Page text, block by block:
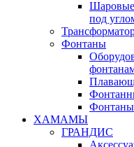
Шаровые
под
Фонтаны
Фонтаны
ХАМАМЫ
ГРАНДИС